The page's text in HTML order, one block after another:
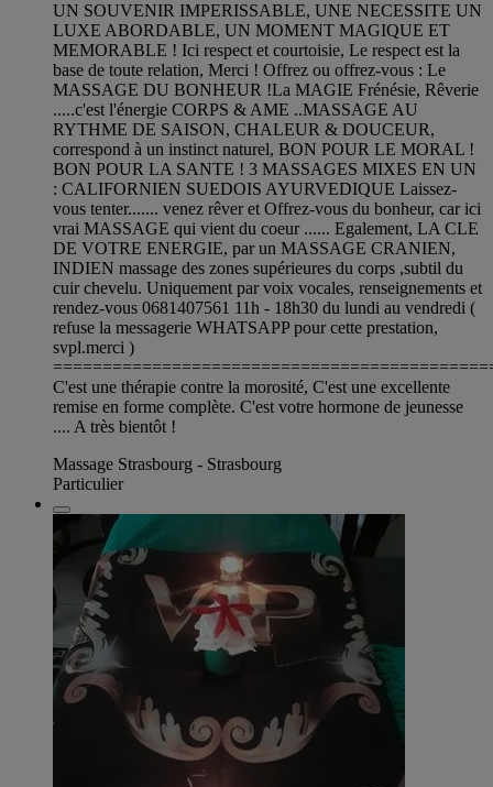
UN SOUVENIR IMPERISSABLE, UNE NECESSITE UN
LUXE ABORDABLE, UN MOMENT MAGIQUE ET
MEMORABLE ! Ici respect et courtoisie, Le respect est la
base de toute relation, Merci ! Offrez ou offrez-vous : Le
MASSAGE DU BONHEUR !La MAGIE Frénésie, Rêverie
.....c'est l'énergie CORPS & AME ..MASSAGE AU
RYTHME DE SAISON, CHALEUR & DOUCEUR,
correspond à un instinct naturel, BON POUR LE MORAL !
BON POUR LA SANTE ! 3 MASSAGES MIXES EN UN
: CALIFORNIEN SUEDOIS AYURVEDIQUE Laissez-
vous tenter....... venez rêver et Offrez-vous du bonheur, car ici
vrai MASSAGE qui vient du coeur ...... Egalement, LA CLE
DE VOTRE ENERGIE, par un MASSAGE CRANIEN,
INDIEN massage des zones supérieures du corps ,subtil du
cuir chevelu. Uniquement par voix vocales, renseignements et
rendez-vous 0681407561 11h - 18h30 du lundi au vendredi (
refuse la messagerie WHATSAPP pour cette prestation,
svpl.merci )
C'est une thérapie contre la morosité, C'est une excellente
remise en forme complète. C'est votre hormone de jeunesse
.... A très bientôt !
Massage Strasbourg - Strasbourg
Particulier